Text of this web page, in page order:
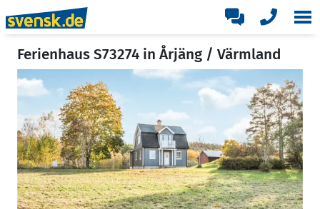
Ferienhaus S73274 in Årjäng / Värmland